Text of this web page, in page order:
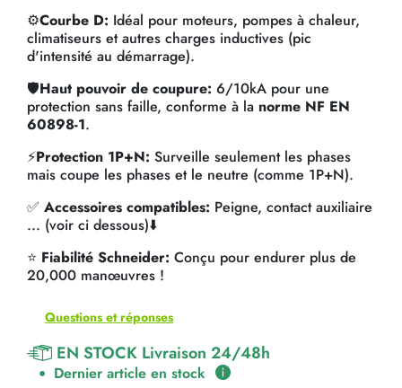
⚙️Courbe D: Idéal pour moteurs, pompes à chaleur,
climatiseurs et autres charges inductives (pic
d'intensité au démarrage).
🛡️Haut pouvoir de coupure: 6/10kA pour une
protection sans faille, conforme à la norme NF EN
60898-1.
⚡Protection 1P+N: Surveille seulement les phases
mais coupe les phases et le neutre (comme 1P+N).
✅ Accessoires compatibles: Peigne, contact auxiliaire
... (voir ci dessous)⬇️
⭐ Fiabilité Schneider: Conçu pour endurer plus de
20,000 manœuvres !
Questions et réponses
EN STOCK Livraison 24/48h
Dernier article en stock